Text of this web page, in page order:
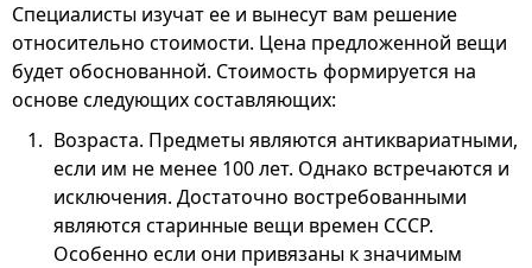
Специалисты изучат ее и вынесут вам решение
относительно стоимости. Цена предложенной вещи
будет обоснованной. Стоимость формируется на
основе следующих составляющих:
Возраста. Предметы являются антиквариатными,
если им не менее 100 лет. Однако встречаются и
исключения. Достаточно востребованными
являются старинные вещи времен СССР.
Особенно если они привязаны к значимым